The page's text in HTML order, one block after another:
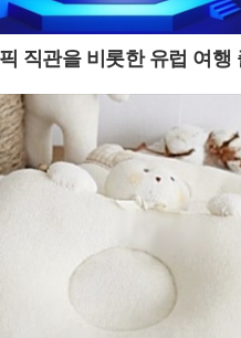
직관을 비롯한 유럽 여행